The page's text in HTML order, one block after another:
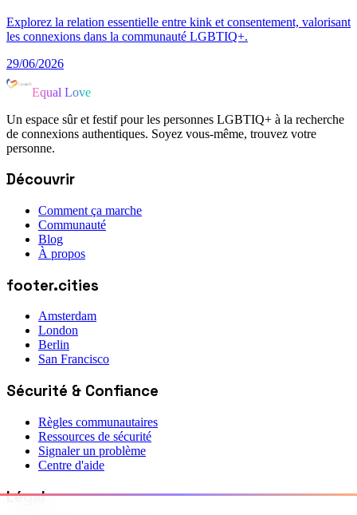
Explorez la relation essentielle entre kink et consentement, valorisant
les connexions dans la communauté LGBTIQ+.
29/06/2026
Equal Love
Un espace sûr et festif pour les personnes LGBTIQ+ à la recherche
de connexions authentiques. Soyez vous-même, trouvez votre
personne.
Découvrir
Comment ça marche
Communauté
Blog
À propos
footer.cities
Amsterdam
London
Berlin
San Francisco
Sécurité & Confiance
Règles communautaires
Ressources de sécurité
Signaler un problème
Centre d'aide
Légal